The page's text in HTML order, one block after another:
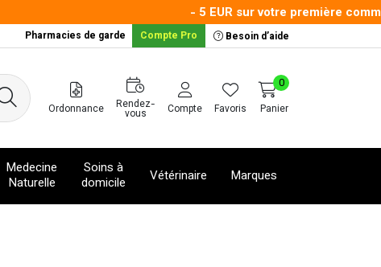
- 5 EUR sur votre première
Pharmacies de garde Compte Pro Besoin d’aide
Ordonnance Rendez-
vous Compte Favoris Panier
0
Medecine
Naturelle
Soins à
domicile
Vétérinaire Marques